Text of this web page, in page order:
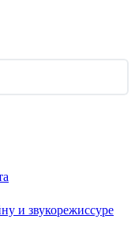
и звукорежиссуре